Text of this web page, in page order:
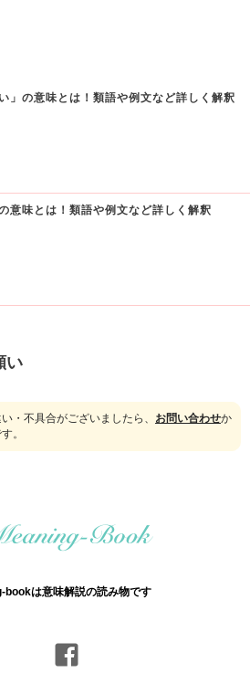
い」の意味とは！類語や例文など詳しく解釈
の意味とは！類語や例文など詳しく解釈
い
・不具合がございましたら、 お問い合わせか
。
bookは意味解説の読み物です